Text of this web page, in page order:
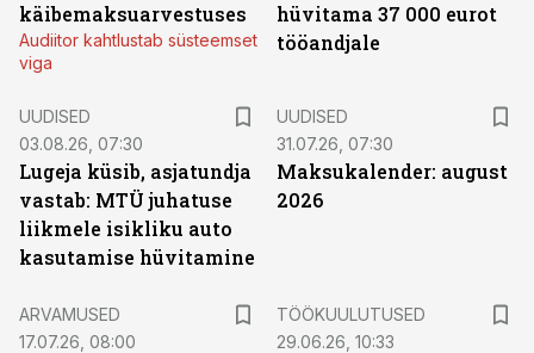
käibemaksuarvestuses
Audiitor kahtlustab süsteemset
viga
hüvitama 37 000 eurot
tööandjale
UUDISED
03.08.26, 07:30
Lugeja küsib, asjatundja
vastab: MTÜ juhatuse
liikmele isikliku auto
kasutamise hüvitamine
UUDISED
31.07.26, 07:30
Maksukalender: august
2026
ARVAMUSED
17.07.26, 08:00
TÖÖKUULUTUSED
29.06.26, 10:33